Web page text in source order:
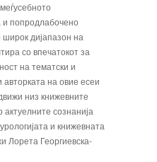
попродлабочено
дијапазон на
со впечатокот за
на тематски и
на овие есеи
низ книжевните
сознанија
и книжевната
Лорета Георгиевска-